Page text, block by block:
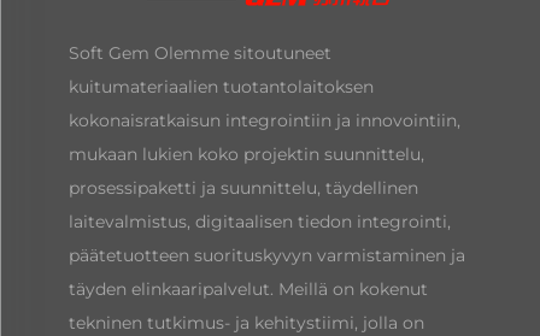
Soft Gem Olemme sitoutuneet
kuitumateriaalien tuotantolaitoksen
kokonaisratkaisun integrointiin ja innovointiin,
mukaan lukien koko projektin suunnittelu,
prosessipaketti ja suunnittelu, täydellinen
laitevalmistus, digitaalisen tiedon integrointi,
päätetuotteen suorituskyvyn varmistaminen ja
täyden elinkaaripalvelut. Meillä on kokenut
tekninen tutkimus- ja kehitystiimi, jolla on